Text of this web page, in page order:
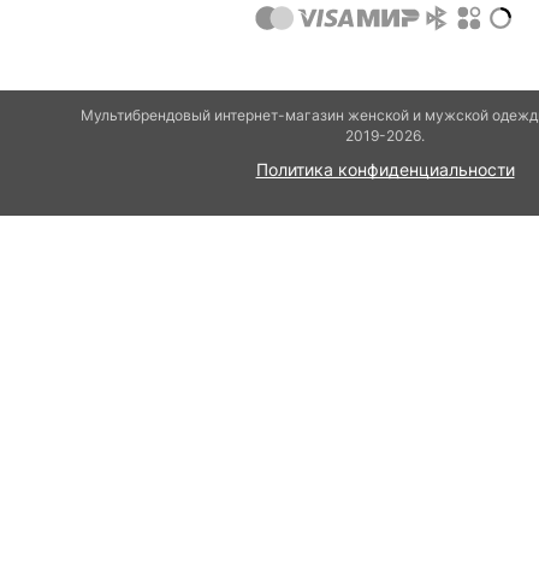
Мультибрендовый интернет-магазин женской и мужской
2019-2026.
Политика конфиденциальности